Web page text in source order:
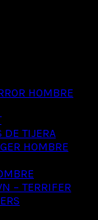
HOMBRE
DE TIJERA
HOMBRE
– TERRIFER